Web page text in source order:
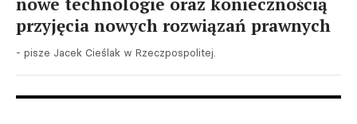
przyjęcia nowych rozwiązań prawnych
- pisze Jacek Cieślak w Rzeczpospolitej.